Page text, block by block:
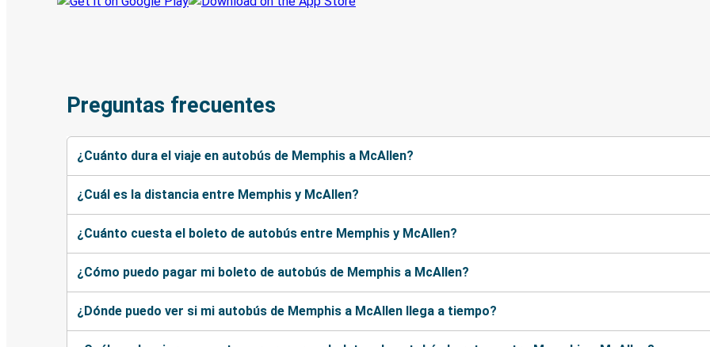
Preguntas frecuentes
¿Cuánto dura el viaje en autobús de Memphis a McAllen?
¿Cuál es la distancia entre Memphis y McAllen?
¿Cuánto cuesta el boleto de autobús entre Memphis y McAllen?
¿Cómo puedo pagar mi boleto de autobús de Memphis a McAllen?
¿Dónde puedo ver si mi autobús de Memphis a McAllen llega a tiempo?